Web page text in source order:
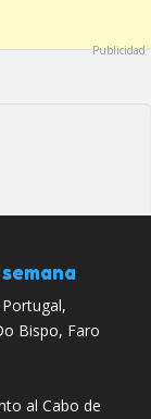
Publicidad
Bispo, Faro
Cabo de